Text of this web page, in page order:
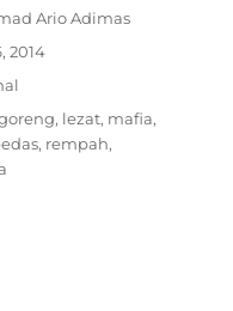
Ario Adimas
2014
, lezat, mafia,
, rempah,